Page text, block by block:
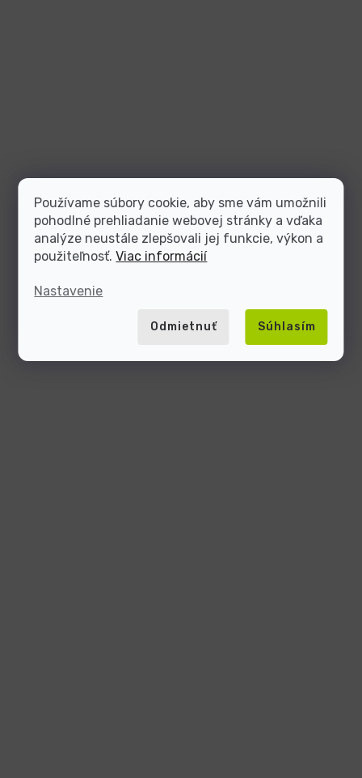
Používame súbory cookie, aby sme vám umožnili
pohodlné prehliadanie webovej stránky a vďaka
analýze neustále zlepšovali jej funkcie, výkon a
použiteľnosť.Viac informácií
Nastavenie
Odmietnuť Súhlasím